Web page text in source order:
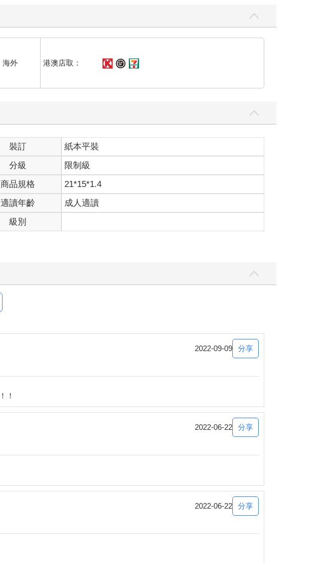
海外 港澳店取：
裝訂
紙本平裝
分級
限制級
商品規格
21*15*1.4
適讀年齡
成人適讀
級別
2022-09-09 分享
2022-06-22 分享
2022-06-22 分享